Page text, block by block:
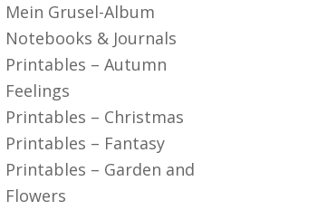
Mein Grusel-Album
Notebooks & Journals
Printables – Autumn
Feelings
Printables – Christmas
Printables – Fantasy
Printables – Garden and
Flowers